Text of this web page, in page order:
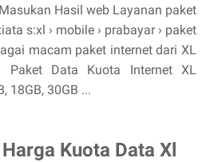
Hasil web Layanan paket
s:xl › mobile › prabayar › paket
macam paket internet dari XL
Paket Data Kuota Internet XL
18GB, 30GB ...
Kuota Data Xl